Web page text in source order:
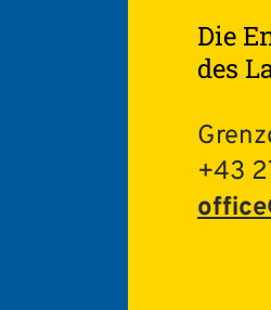
Die
des
+43